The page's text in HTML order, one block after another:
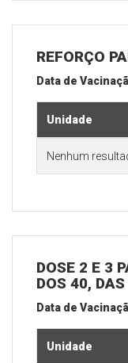
REFORÇO
Data de
Unidade
Nenhum
DOSE 2 E 3
DOS 40,
Data de
Unidade